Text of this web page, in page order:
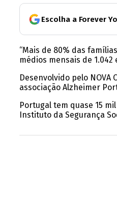
Escolha a Forever
“Mais de 80% das
médios mensais de
Desenvolvido pelo
associação Alzheimer
Portugal tem quase 15
Instituto da Segurança